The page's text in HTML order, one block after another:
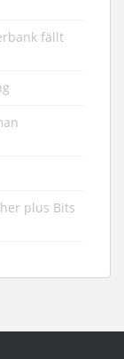
fällt
plus Bits